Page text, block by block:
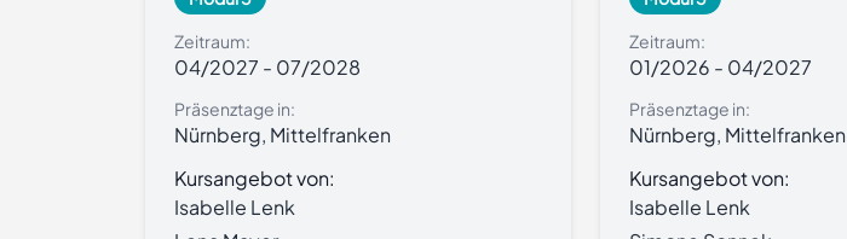
Zeitraum:
04/2027 - 07/2028
Präsenztage in:
Nürnberg, Mittelfranken
Kursangebot von:
Isabelle Lenk
Zeitraum:
01/2026 - 04/2027
Präsenztage in:
Nürnberg, Mittelfranken
Kursangebot von:
Isabelle Lenk